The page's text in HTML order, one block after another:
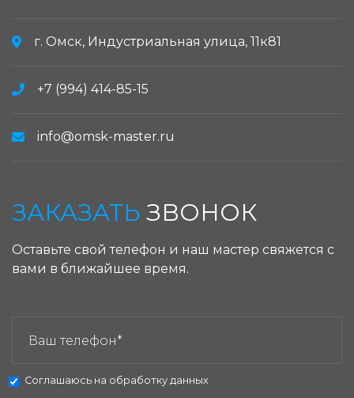
г. Омск, Индустриальная улица, 11к81
+7 (994) 414-85-15
info@omsk-master.ru
ЗАКАЗАТЬ ЗВОНОК
Оставьте свой телефон и наш мастер свяжется с
вами в ближайшее время.
Соглашаюсь на обработку данных